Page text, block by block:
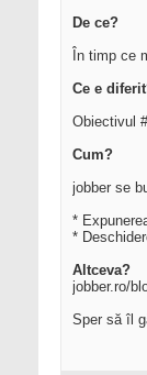
De ce?
În timp ce
Ce e
Obiectivul
Cum?
jobber se
*
*
Altceva?
jobber.ro/
Sper să îl